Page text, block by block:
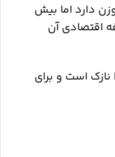
از 100 گرم وزن دارد اما بیش
اقتصادی آن
نازک است و برای